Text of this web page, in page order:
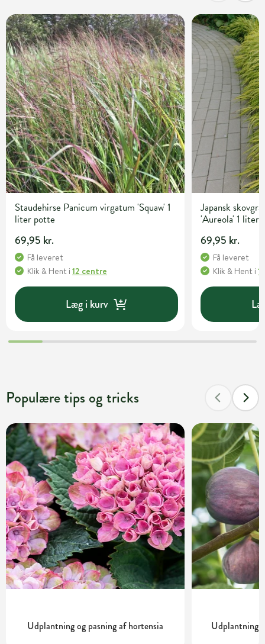
Staudehirse Panicum virgatum 'Squaw' 1
liter potte
69,95 kr.
Få leveret
Klik & Hent i 12 centre
Læg i kurv
Japansk
'Aureola' 1 liter
69,95 kr.
Få leveret
Klik & Hent i
Populære tips og tricks
Udplantning og pasning af hortensia Udplantning